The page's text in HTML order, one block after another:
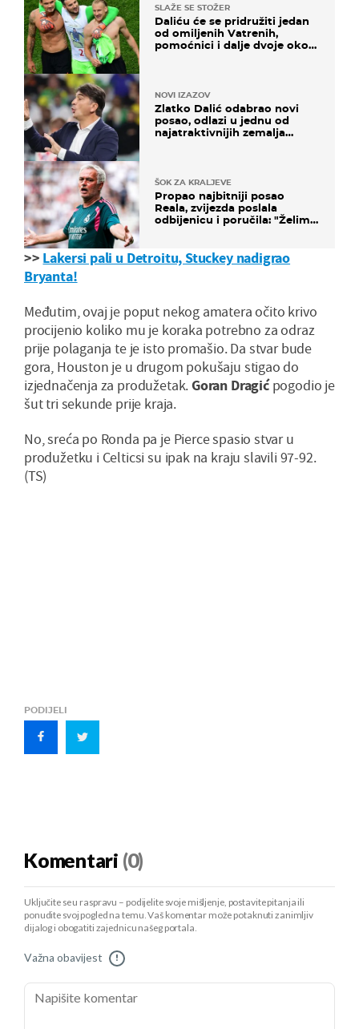
SLAŽE SE STOŽER
Daliću će se pridružiti jedan
od omiljenih Vatrenih,
pomoćnici i dalje dvoje oko
NOVI IZAZOV
Zlatko Dalić odabrao novi
posao, odlazi u jednu od
najatraktivnijih zemalja
ŠOK ZA KRALJEVE
Propao najbitniji posao
Reala, zvijezda poslala
odbijenicu i poručila: "Želim
>> Lakersi pali u Detroitu, Stuckey nadigrao
Bryanta!
Međutim, ovaj je poput nekog amatera očito krivo
procijenio koliko mu je koraka potrebno za odraz
prije polaganja te je isto promašio. Da stvar bude
gora, Houston je u drugom pokušaju stigao do
izjednačenja za produžetak.Goran Dragićpogodio je
šut tri sekunde prije kraja.
No, sreća po Ronda pa je Pierce spasio stvar u
produžetku i Celticsi su ipak na kraju slavili 97-92.
(TS)
PODIJELI
Komentari (0)
Uključite se u raspravu – podijelite svoje mišljenje, postavite pitanja ili
ponudite svoj pogled na temu. Vaš komentar može potaknuti zanimljiv
dijalog i obogatiti zajednicu našeg portala.
Važna obavijest !